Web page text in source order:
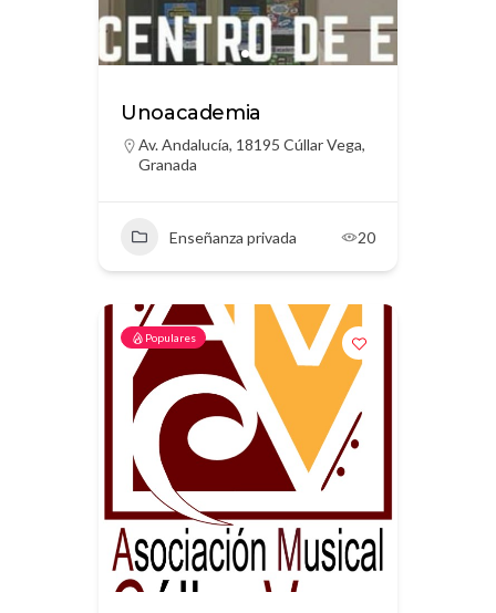
Unoacademia
Av. Andalucía, 18195 Cúllar Vega,
Granada
Enseñanza privada 20
Populares